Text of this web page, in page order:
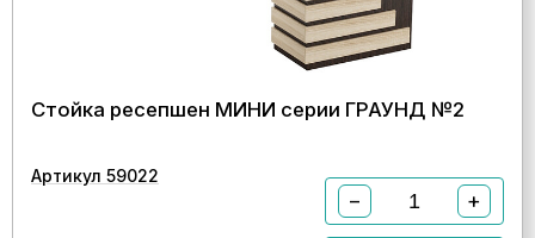
Стойка ресепшен МИНИ серии ГРАУНД №2
Артикул 59022
− +